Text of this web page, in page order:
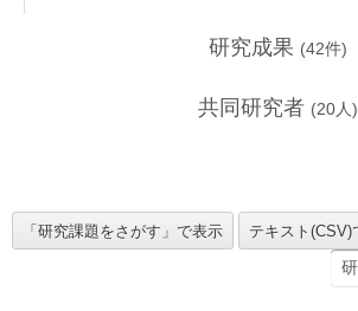
研究成果 (42件)
共同研究者 (20人)